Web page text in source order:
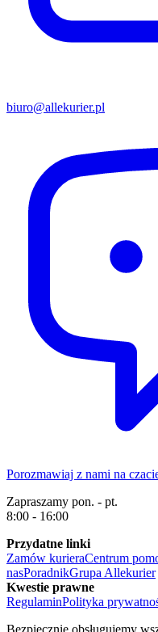
biuro@allekurier.pl
Porozmawiaj z nami na
Zapraszamy pon. - pt.
8:00 - 16:00
Przydatne linki
Zamów kurieraCentrum
nasPoradnikGrupa Allekurier
Kwestie prawne
RegulaminPolityka
Bezpiecznie obsługujemy